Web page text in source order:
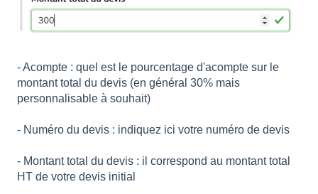
- Acompte : quel est le pourcentage d'acompte sur le
montant total du devis (en général 30% mais
personnalisable à souhait)
- Numéro du devis : indiquez ici votre numéro de devis
- Montant total du devis : il correspond au montant total
HT de votre devis initial